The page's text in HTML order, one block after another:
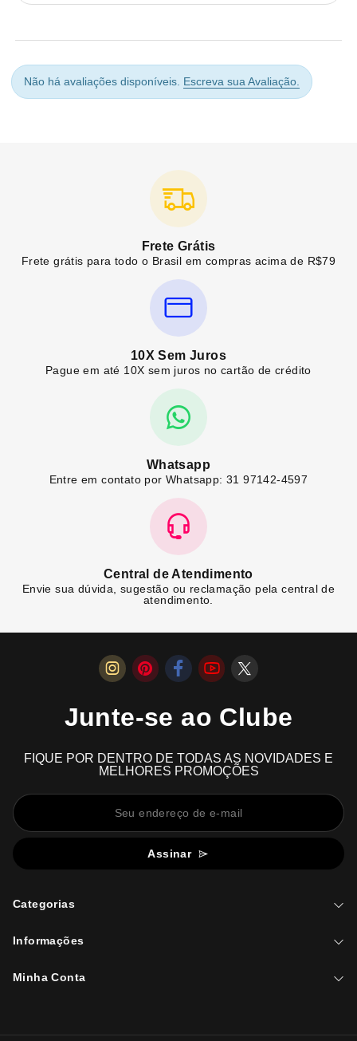
Não há avaliações disponíveis. Escreva sua Avaliação.
Frete Grátis
Frete grátis para todo o Brasil em compras acima de R$79
10X Sem Juros
Pague em até 10X sem juros no cartão de crédito
Whatsapp
Entre em contato por Whatsapp: 31 97142-4597
Central de Atendimento
Envie sua dúvida, sugestão ou reclamação pela central de
atendimento.
Junte-se ao Clube
FIQUE POR DENTRO DE TODAS AS NOVIDADES E
MELHORES PROMOÇÕES
Assinar
Categorias
Informações
Minha Conta